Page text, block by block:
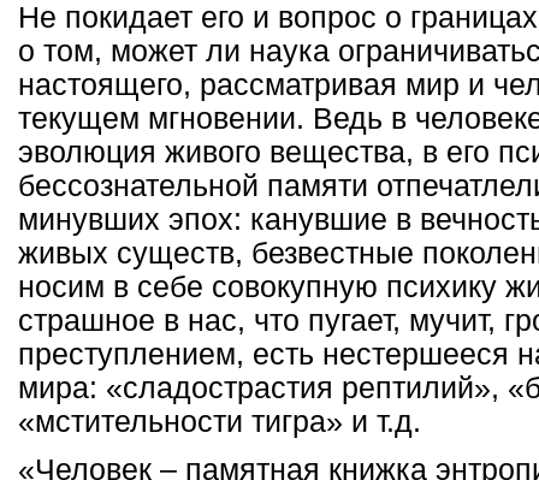
Не покидает его и вопрос о
о том, может ли наука
настоящего, рассматривая мир и
текущем мгновении. Ведь в
эволюция живого вещества, в его
бессознательной памяти
минувших эпох: канувшие в
живых существ, безвестные
носим в себе совокупную психику
страшное в нас, что пугает, мучит,
преступлением, есть нестершееся
мира: «сладострастия рептилий»,
«мстительности тигра» и т.д.
«Человек – памятная книжка